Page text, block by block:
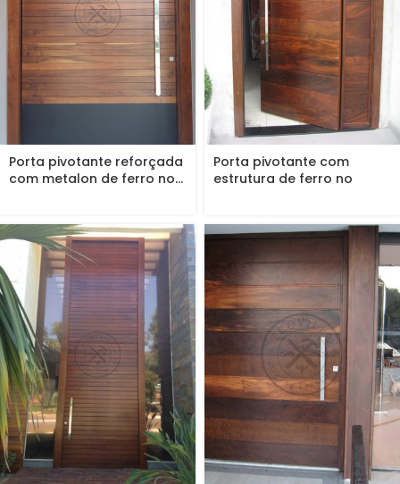
Porta pivotante reforçada
com metalon de ferro no...
Porta pivotante com
estrutura de ferro no